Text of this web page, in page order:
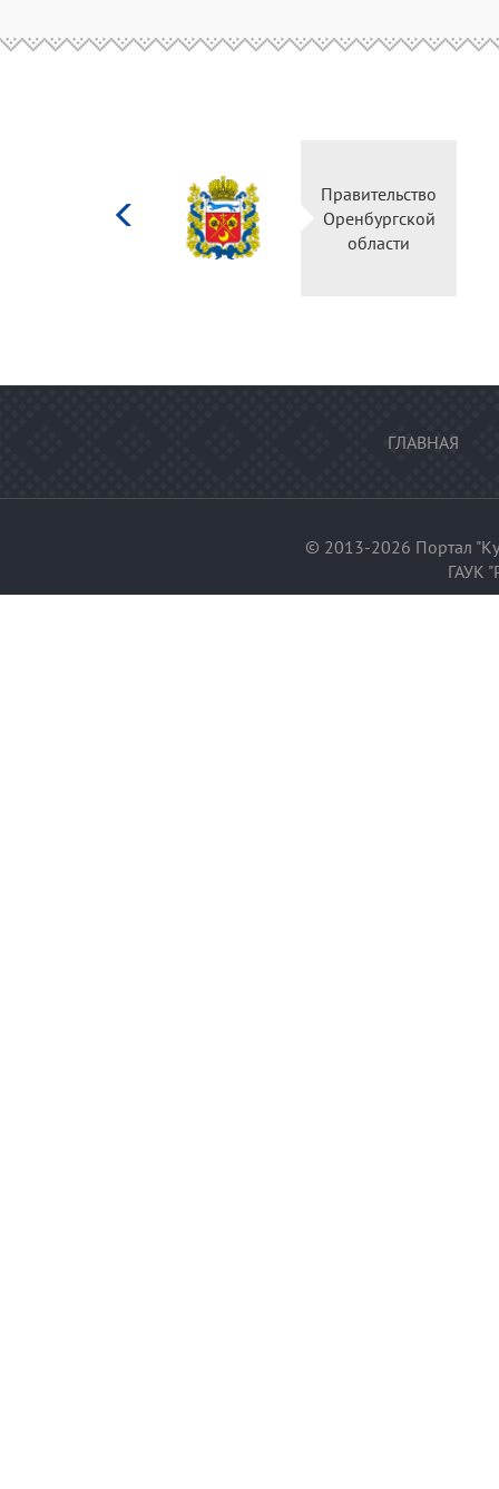
Министерство
культуры
Российской
федерации
ГЛАВНАЯ
© 2013-2026 Портал
ГАУК